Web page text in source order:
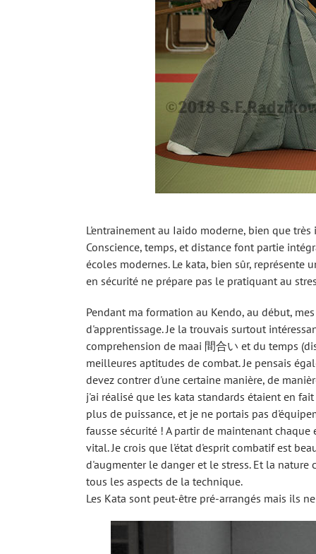
L'entrainement au Iaido moderne, bien que
Conscience, temps, et distance font partie
écoles modernes. Le kata, bien sûr, représente
en sécurité ne prépare pas le pratiquant au
Pendant ma formation au Kendo, au début,
d'apprentissage. Je la trouvais surtout
comprehension de maai 間合い et du temps
meilleures aptitudes de combat. Je pensais
devez contrer d'une certaine manière, de
j'ai réalisé que les kata standards étaient en
plus de puissance, et je ne portais pas
fausse sécurité ! A partir de maintenant
vital. Je crois que l'état d'esprit combatif est
d'augmenter le danger et le stress. Et la
tous les aspects de la technique.
Les Kata sont peut-être pré-arrangés mais ils